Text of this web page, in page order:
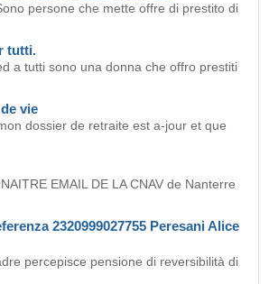
persone che mette offre di prestito di
tutti.
a tutti sono una donna che offro prestiti
vie
dossier de retraite est a-jour et que
EMAIL DE LA CNAV de Nanterre
2320999027755 Peresani Alice
percepisce pensione di reversibilità di